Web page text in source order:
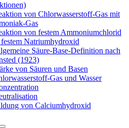
von Chlorwasserstoff-Gas mit
Gas
von festem Ammoniumchlorid
Natriumhydroxid
Säure-Base-Definition nach
(1923)
von Säuren und Basen
Gas und Wasser
von Calciumhydroxid